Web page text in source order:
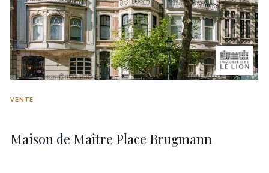
Maison de Maître Place Brugmann
VENTE